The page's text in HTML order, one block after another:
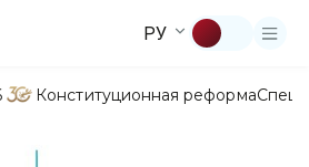
РУ
Конституционная реформа